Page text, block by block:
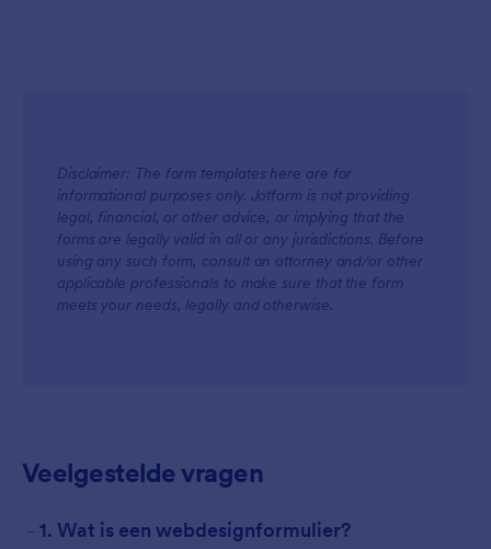
For Teams
Disclaimer: The form templates here are for
informational purposes only. Jotform is not providing
legal, financial, or other advice, or implying that the
forms are legally valid in all or any jurisdictions. Before
using any such form, consult an attorney and/or other
applicable professionals to make sure that the form
meets your needs, legally and otherwise.
Veelgestelde vragen
- 1. Wat is een webdesignformulier?